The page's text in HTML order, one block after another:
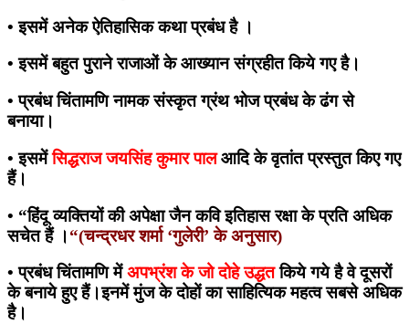
• इसमें अनेक ऐतिहासिक कथा प्रबंध है ।
• इसमें बहुत पुराने राजाओं के आख्यान संग्रहीत किये गए है।
• प्रबंध चिंतामणि नामक संस्कृत ग्रंथ भोज प्रबंध के ढंग से
बनाया।
• इसमेंसिद्धराज जयसिंह कुमार पालआदि के वृतांत प्रस्तुत किए गए
हैं।
• “हिंदू व्यक्तियों की अपेक्षा जैन कवि इतिहास रक्षा के प्रति अधिक
सचेत हैं। “(चन्द्रधर शर्मा ‘गुलेरी’ के अनुसार)
• प्रबंध चिंतामणि मेंअपभ्रंश के जो दोहे उद्धतकिये गये है वे दूसरों
के बनाये हुए हैं।इनमें मुंज के दोहों का साहित्यिक महत्व सबसे अधिक
है।